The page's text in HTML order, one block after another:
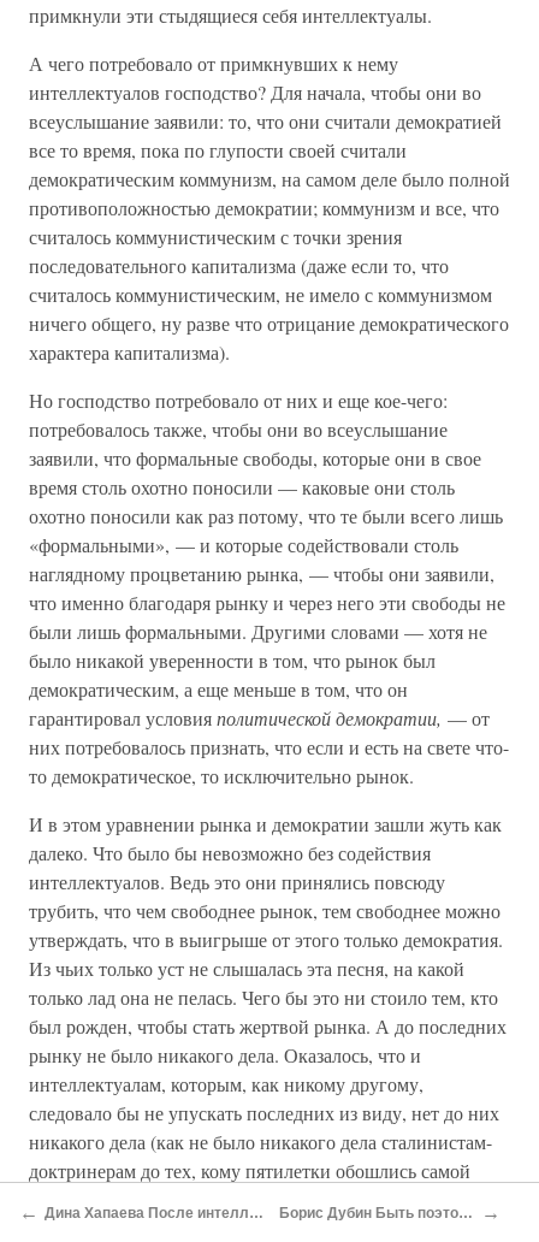
примкнули эти стыдящиеся себя интеллектуалы.
А чего потребовало от примкнувших к нему
интеллектуалов господство? Для начала, чтобы они во
всеуслышание заявили: то, что они считали демократией
все то время, пока по глупости своей считали
демократическим коммунизм, на самом деле было полной
противоположностью демократии; коммунизм и все, что
считалось коммунистическим с точки зрения
последовательного капитализма (даже если то, что
считалось коммунистическим, не имело с коммунизмом
ничего общего, ну разве что отрицание демократического
характера капитализма).
Но господство потребовало от них и еще кое-чего:
потребовалось также, чтобы они во всеуслышание
заявили, что формальные свободы, которые они в свое
время столь охотно поносили — каковые они столь
охотно поносили как раз потому, что те были всего лишь
«формальными», — и которые содействовали столь
наглядному процветанию рынка, — чтобы они заявили,
что именно благодаря рынку и через него эти свободы не
были лишь формальными. Другими словами — хотя не
было никакой уверенности в том, что рынок был
демократическим, а еще меньше в том, что он
гарантировал условияполитической демократии, — от
них потребовалось признать, что если и есть на свете что-
то демократическое, то исключительно рынок.
И в этом уравнении рынка и демократии зашли жуть как
далеко. Что было бы невозможно без содействия
интеллектуалов. Ведь это они принялись повсюду
трубить, что чем свободнее рынок, тем свободнее можно
утверждать, что в выигрыше от этого только демократия.
Из чьих только уст не слышалась эта песня, на какой
только лад она не пелась. Чего бы это ни стоило тем, кто
был рожден, чтобы стать жертвой рынка. А до последних
рынку не было никакого дела. Оказалось, что и
интеллектуалам, которым, как никому другому,
следовало бы не упускать последних из виду, нет до них
никакого дела (как не было никакого дела сталинистам-
доктринерам до тех, кому пятилетки обошлись самой
← Дина Хапаева После интеллектуалов[*] Борис Дубин Быть поэтом сегодня →